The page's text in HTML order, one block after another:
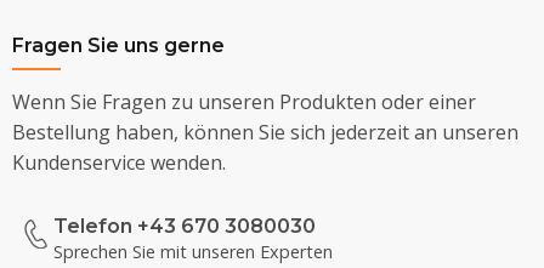
Fragen Sie uns gerne
Wenn Sie Fragen zu unseren Produkten oder einer
Bestellung haben, können Sie sich jederzeit an unseren
Kundenservice wenden.
Telefon +43 670 3080030
Sprechen Sie mit unseren Experten